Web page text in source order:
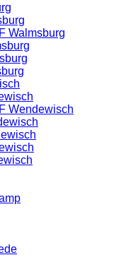
Walmsburg
Wendewisch